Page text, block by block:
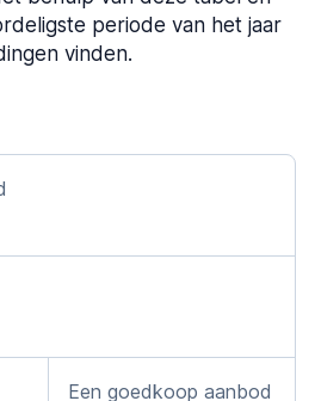
periode van het jaar
vinden.
Een goedkoop aanbod